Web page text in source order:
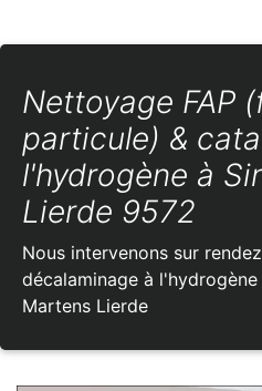
Nettoyage FAP
particule) &
l'hydrogène à
Lierde 9572
Nous intervenons sur
décalaminage à
Martens Lierde